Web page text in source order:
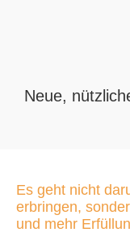
Neue,
Es geht nicht
erbringen,
und mehr